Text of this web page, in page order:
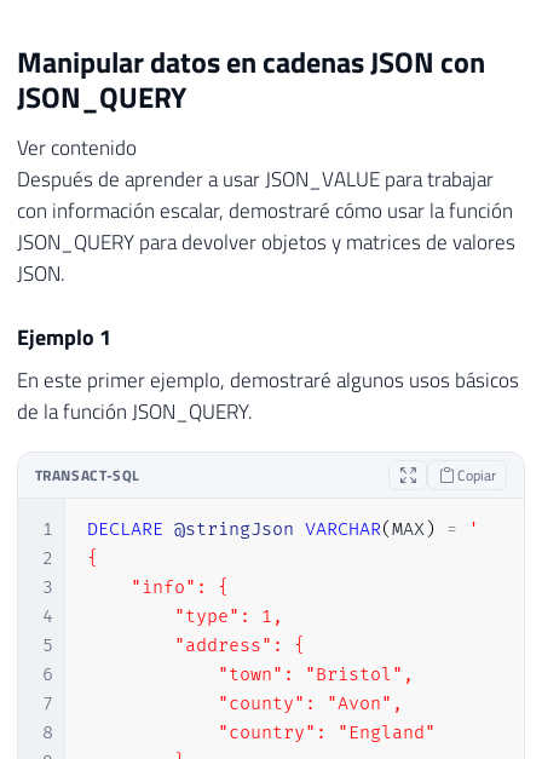
Manipular datos en cadenas JSON con
JSON_QUERY
Ver contenido
Después de aprender a usar JSON_VALUE para trabajar
con información escalar, demostraré cómo usar la función
JSON_QUERY para devolver objetos y matrices de valores
JSON.
Ejemplo 1
En este primer ejemplo, demostraré algunos usos básicos
de la función JSON_QUERY.
TRANSACT-SQL Copiar
1
2
3
4
5
6
7
8
DECLARE @stringJson VARCHAR(MAX) =
'
{
    "info": {
        "type": 1,
        "address": {
            "town": "Bristol",
            "county": "Avon",
            "country": "England"